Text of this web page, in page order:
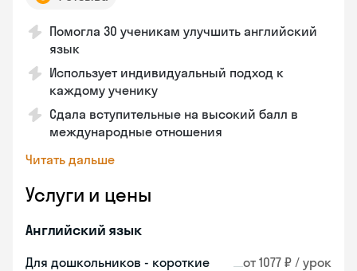
Помогла 30 ученикам улучшить английский
язык
Использует индивидуальный подход к
каждому ученику
Сдала вступительные на высокий балл в
международные отношения
Читать дальше
Услуги и цены
Английский язык
Для дошкольников - короткие
от 1077 ₽ / урок